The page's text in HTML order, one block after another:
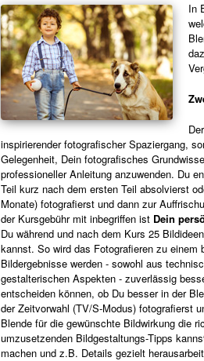
In
inspirierender fotografischer Spaziergang,
Gelegenheit, Dein fotografisches
professioneller Anleitung anzuwenden. Du
Teil kurz nach dem ersten Teil absolvierst
Monate) fotografierst und dann zur
der Kursgebühr mit inbegriffen ist Dein
Du während und nach dem Kurs 25
kannst. So wird das Fotografieren zu einem
Bildergebnisse werden - sowohl aus
gestalterischen Aspekten - zuverlässig
entscheiden können, ob Du besser in der
der Zeitvorwahl (TV/S-Modus) fotografierst
Blende für die gewünschte Bildwirkung die
umzusetzenden Bildgestaltungs-Tipps
machen und z.B. Details gezielt